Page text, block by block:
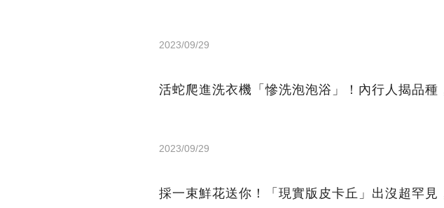
2023/09/29
活蛇爬進洗衣機「慘洗泡泡浴」！內行人揭品種
2023/09/29
採一束鮮花送你！「現實版皮卡丘」出沒超罕見